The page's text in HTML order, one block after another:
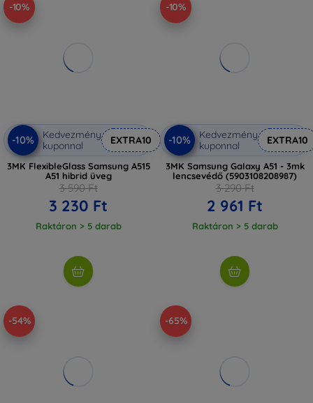
-10%
-10%
Kedvezmény
kuponnal
EXTRA10
3MK FlexibleGlass Samsung A515
A51 hibrid üveg
3 590 Ft
3 230 Ft
Raktáron > 5 darab
-10%
-10%
Kedvezmény
kuponnal
EXTRA10
3MK Samsung Galaxy A51 - 3mk
lencsevédő (5903108208987)
3 290 Ft
2 961 Ft
Raktáron > 5 darab
-54% -65%